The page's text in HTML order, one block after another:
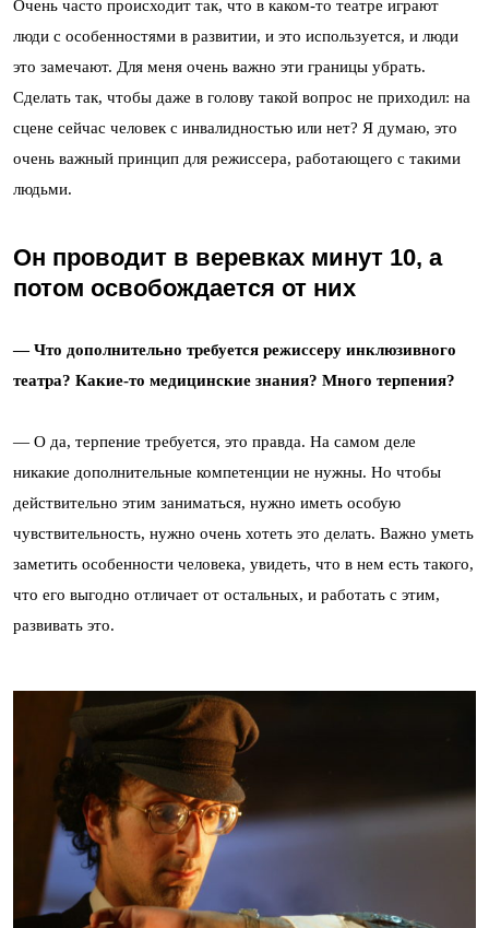
Очень часто происходит так, что в каком-то театре играют
люди с особенностями в развитии, и это используется, и люди
это замечают. Для меня очень важно эти границы убрать.
Сделать так, чтобы даже в голову такой вопрос не приходил: на
сцене сейчас человек с инвалидностью или нет? Я думаю, это
очень важный принцип для режиссера, работающего с такими
людьми.
Он проводит в веревках минут 10, а
потом освобождается от них
— Что дополнительно требуется режиссеру инклюзивного
театра? Какие-то медицинские знания? Много терпения?
— О да, терпение требуется, это правда. На самом деле
никакие дополнительные компетенции не нужны. Но чтобы
действительно этим заниматься, нужно иметь особую
чувствительность, нужно очень хотеть это делать. Важно уметь
заметить особенности человека, увидеть, что в нем есть такого,
что его выгодно отличает от остальных, и работать с этим,
развивать это.